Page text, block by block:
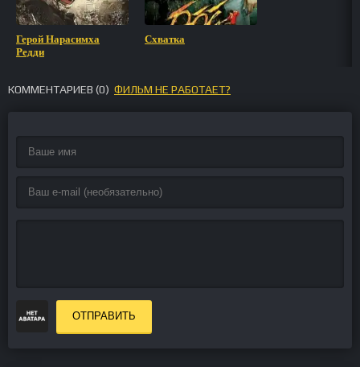
Герой Нарасимха
Редди
Схватка
КОММЕНТАРИЕВ (0) ФИЛЬМ НЕ РАБОТАЕТ?
ОТПРАВИТЬ